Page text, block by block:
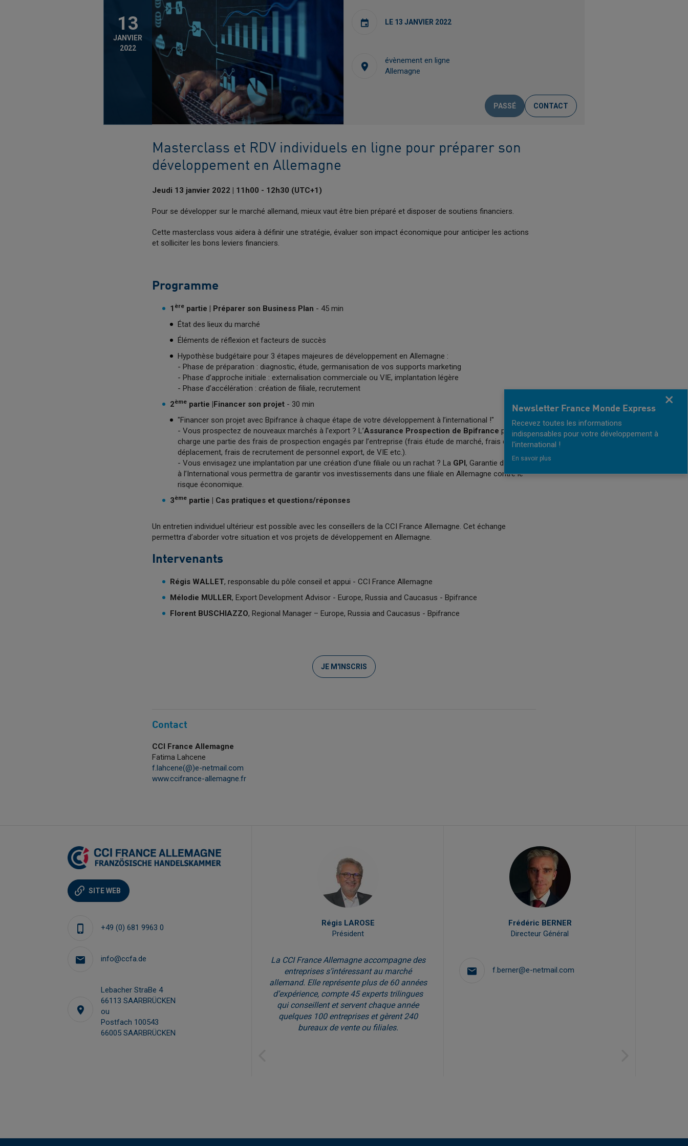
13
JANVIER
2022
LE 13 JANVIER 2022
évènement en ligne
Allemagne
PASSÉ CONTACT
Masterclass et RDV individuels en ligne pour préparer son
développement en Allemagne
Jeudi 13 janvier 2022 | 11h00 - 12h30 (UTC+1)
Pour se développer sur le marché allemand, mieux vaut être bien préparé et disposer de soutiens financiers.
Cette masterclass vous aidera à définir une stratégie, évaluer son impact économique pour anticiper les actions
et solliciter les bons leviers financiers.
Programme
1 ère partie | Préparer son Business Plan - 45 min
État des lieux du marché
Éléments de réflexion et facteurs de succès
Hypothèse budgétaire pour 3 étapes majeures de développement en Allemagne :
- Phase de préparation : diagnostic, étude, germanisation de vos supports marketing
- Phase d’approche initiale : externalisation commerciale ou VIE, implantation légère
- Phase d’accélération : création de filiale, recrutement
2ème partie |Financer son projet - 30 min
"Financer son projet avec Bpifrance à chaque étape de votre développement à l’international !"
- Vous prospectez de nouveaux marchés à l'export ? L’Assurance Prospection de Bpifrance prend en
charge une partie des frais de prospection engagés par l’entreprise (frais étude de marché, frais de
déplacement, frais de recrutement de personnel export, de VIE etc.).
- Vous envisagez une implantation par une création d’une filiale ou un rachat ? La GPI, Garantie de Projets
à l’International vous permettra de garantir vos investissements dans une filiale en Allemagne contre le
risque économique.
3ème partie | Cas pratiques et questions/réponses
Un entretien individuel ultérieur est possible avec les conseillers de la CCI France Allemagne. Cet échange
permettra d’aborder votre situation et vos projets de développement en Allemagne.
Intervenants
Régis WALLET, responsable du pôle conseil et appui - CCI France Allemagne
Mélodie MULLER, Export Development Advisor - Europe, Russia and Caucasus - Bpifrance
Florent BUSCHIAZZO, Regional Manager – Europe, Russia and Caucasus - Bpifrance
JE M'INSCRIS
Contact
CCI France Allemagne
Fatima Lahcene
f.lahcene(@)e-netmail.com
www.ccifrance-allemagne.fr
SITE WEB
+49 (0) 681 9963 0
info@ccfa.de
Lebacher StraBe 4
66113 SAARBRÜCKEN
ou
Postfach 100543
66005 SAARBRÜCKEN
Antoine CHARDIN
Conseil et Appui en implantation, recrutement,
commercial
a.chardin@ccfa.de
Régis LAROSE
Président
La CCI France Allemagne accompagne des
entreprises s’intéressant au marché
allemand. Elle représente plus de 60 années
d’expérience, compte 45 experts trilingues
qui conseillent et servent chaque année
quelques 100 entreprises et gèrent 240
bureaux de vente ou filiales.
Frédéric BERNER
Directeur Général
f.berner@e-netmail.com
Newsletter France Monde Express
Recevez toutes les informations
indispensables pour votre développement à
l'international !
En savoir plus